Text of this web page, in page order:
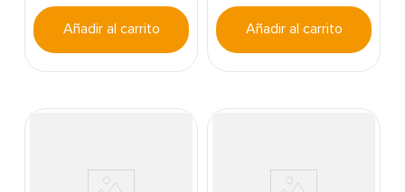
Añadir al carrito Añadir al carrito